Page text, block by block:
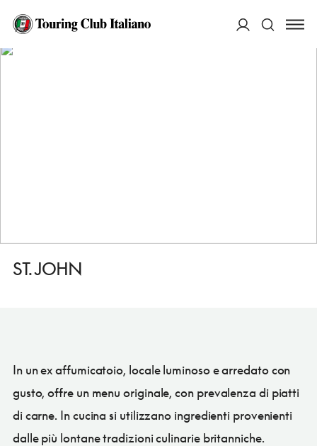
HOME
MANGIARE
ST. JOHN
ST. JOHN
In un ex affumicatoio, locale luminoso e arredato con
gusto, offre un menu originale, con prevalenza di piatti
di carne. In cucina si utilizzano ingredienti provenienti
dalle più lontane tradizioni culinarie britanniche.